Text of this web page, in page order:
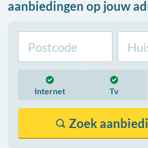
aanbiedingen op jouw
Internet Tv
Zoek